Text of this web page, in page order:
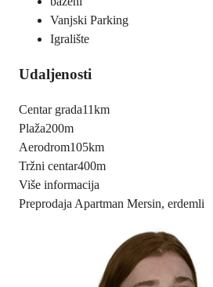
Vanjski Parking
Igralište
Udaljenosti
Centar grada11km
Plaža200m
Aerodrom105km
Tržni centar400m
Više informacija
Preprodaja Apartman Mersin, erdemli